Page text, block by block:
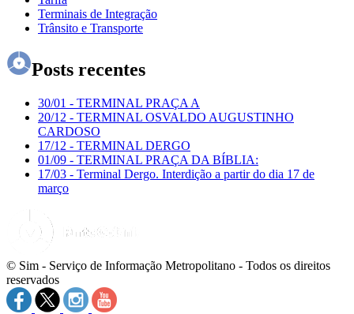
Terminais de Integração
Trânsito e Transporte
Posts recentes
30/01 - TERMINAL PRAÇA A
20/12 - TERMINAL OSVALDO AUGUSTINHO
CARDOSO
17/12 - TERMINAL DERGO
01/09 - TERMINAL PRAÇA DA BÍBLIA:
17/03 - Terminal Dergo. Interdição a partir do dia 17 de
março
© Sim - Serviço de Informação Metropolitano - Todos os direitos
reservados